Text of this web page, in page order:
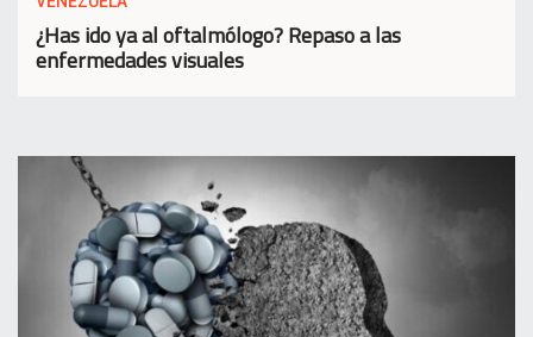
¿Has ido ya al oftalmólogo? Repaso a las
enfermedades visuales